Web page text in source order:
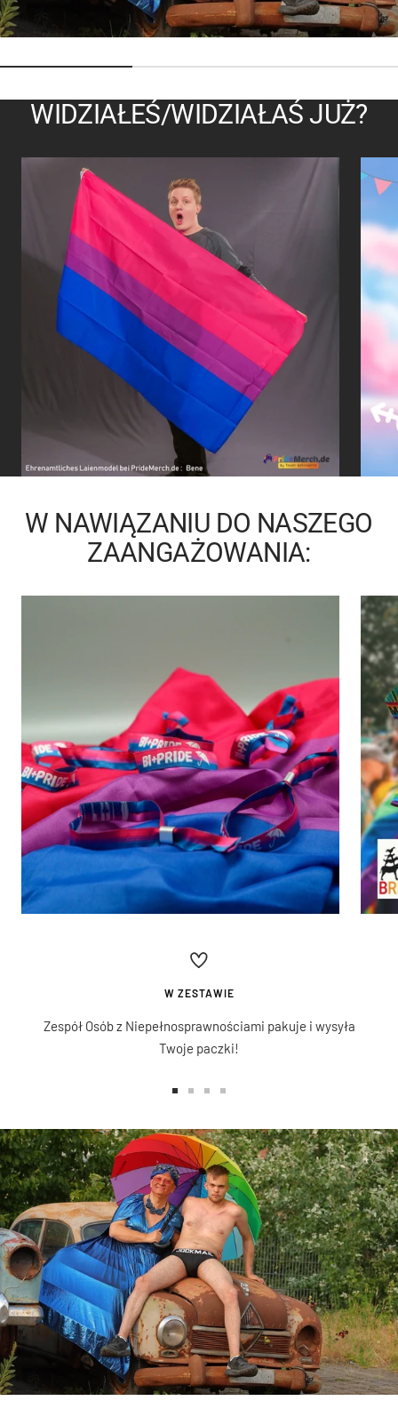
WIDZIAŁEŚ/WIDZIAŁAŚ JUŻ?
W NAWIĄZANIU DO NASZEGO
ZAANGAŻOWANIA:
W ZESTAWIE
Zespół Osób z Niepełnosprawnościami pakuje i wysyła
Twoje paczki!
slajdu
1
slajdu
2
slajdu
3
slajdu
4